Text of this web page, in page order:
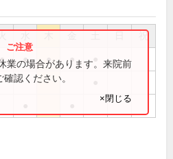
祝
● ● ●
業の場合があります。来院前
認ください。
×閉じる